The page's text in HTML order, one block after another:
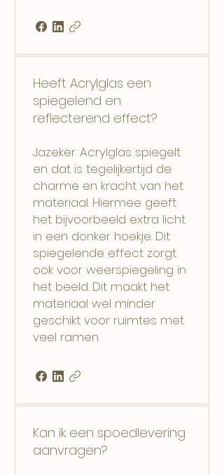
Heeft Acrylglas een
spiegelend en
reflecterend effect?
Jazeker. Acrylglas spiegelt
en dat is tegelijkertijd de
charme en kracht van het
materiaal. Hiermee geeft
het bijvoorbeeld extra licht
in een donker hoekje. Dit
spiegelende effect zorgt
ook voor weerspiegeling in
het beeld. Dit maakt het
materiaal wel minder
geschikt voor ruimtes met
veel ramen.
Kan ik een spoedlevering
aanvragen?